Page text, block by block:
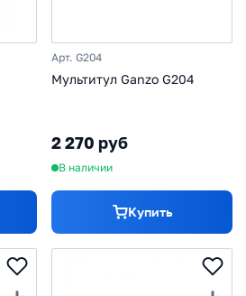
Арт. G204
Мультитул Ganzo G204
2 270 руб
В наличии
Купить